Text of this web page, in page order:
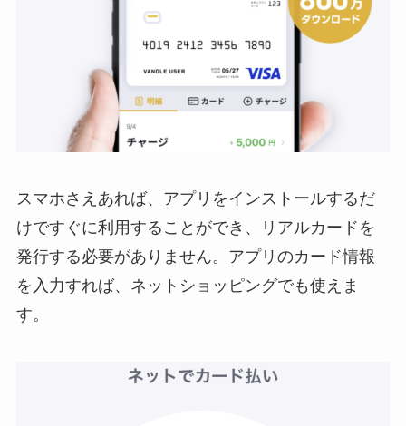
スマホさえあれば、アプリをインストールするだ
けですぐに利用することができ、リアルカードを
発行する必要がありません。アプリのカード情報
を入力すれば、ネットショッピングでも使えま
す。